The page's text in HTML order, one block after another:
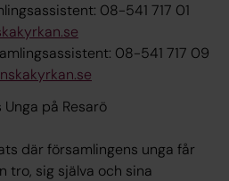
08-541 717 01
08-541 717 09
Unga på Resarö
där församlingens unga får
tro, sig själva och sina